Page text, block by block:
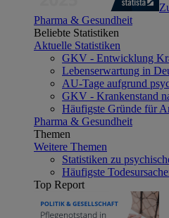
Pharma & Gesundheit
Beliebte Statistiken
Aktuelle Statistiken
GKV - Entwicklung
Lebenserwartung in
AU-Tage aufgrund
GKV - Krankenstand
Häufigste Gründe für
Pharma & Gesundheit
Themen
Weitere Themen
Statistiken zu
Häufigste
Top Report